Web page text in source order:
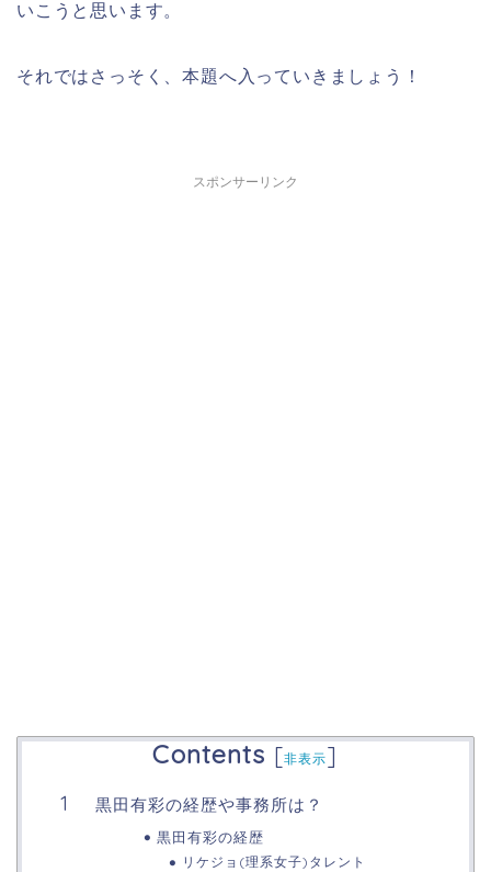
いこうと思います。
それではさっそく、本題へ入っていきましょう！
スポンサーリンク
Contents [非表示]
黒田有彩の経歴や事務所は？
黒田有彩の経歴
リケジョ(理系女子)タレント